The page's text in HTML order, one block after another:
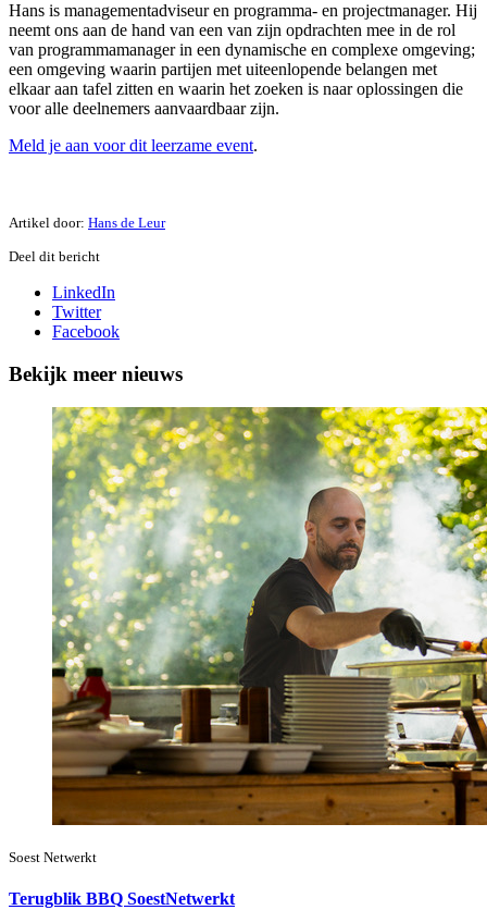
Hans is managementadviseur en programma- en projectmanager. Hij
neemt ons aan de hand van een van zijn opdrachten mee in de rol
van programmamanager in een dynamische en complexe omgeving;
een omgeving waarin partijen met uiteenlopende belangen met
elkaar aan tafel zitten en waarin het zoeken is naar oplossingen die
voor alle deelnemers aanvaardbaar zijn.
Meld je aan voor dit leerzame event.
Artikel door: Hans de Leur
Deel dit bericht
LinkedIn
Twitter
Facebook
Bekijk meer nieuws
Soest Netwerkt
Terugblik BBQ SoestNetwerkt